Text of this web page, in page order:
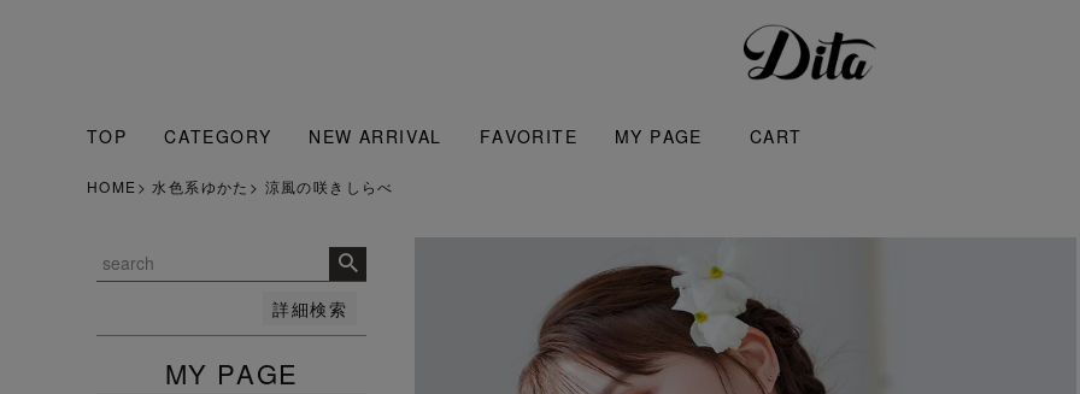
TOP CATEGORY NEW ARRIVAL FAVORITE MY PAGE CART
HOME 水色系ゆかた 涼風の咲きしらべ
詳細検索
人気順
新着順
価格が安い順
MY PAGE